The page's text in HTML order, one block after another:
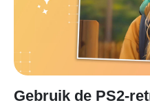
Gebruik de PS2-